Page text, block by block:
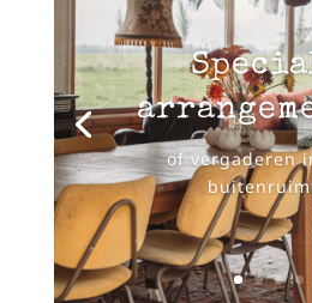
of vergaderen